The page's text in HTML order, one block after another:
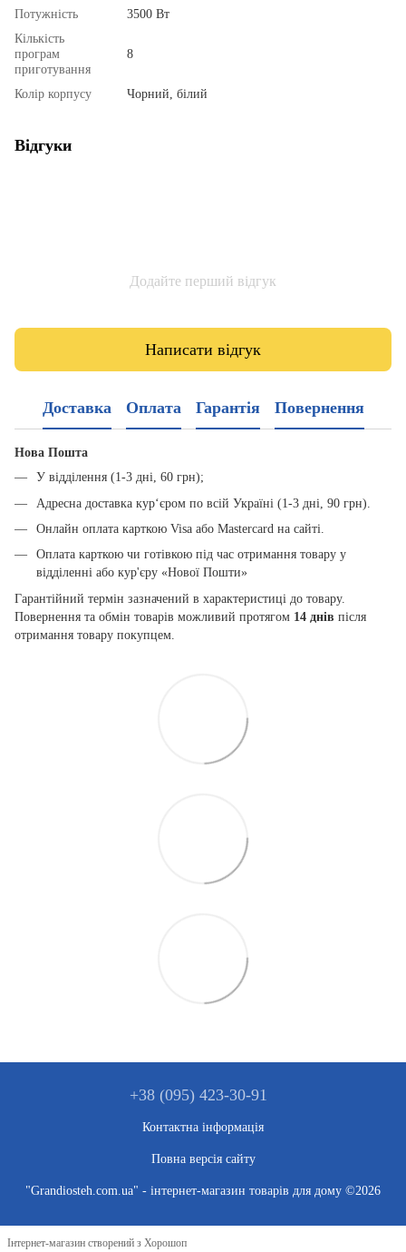
Потужність
3500 Вт
Кількість
програм
приготування
8
Колір корпусу Чорний, білий
Відгуки
Додайте перший відгук
Написати відгук
Доставка Оплата Гарантія Повернення
Нова Пошта
У відділення (1-3 дні, 60 грн);
Адресна доставка кур‘єром по всій Україні (1-3 дні, 90 грн).
Онлайн оплата карткою Visa або Mastercard на сайті.
Оплата карткою чи готівкою під час отримання товару у
відділенні або кур'єру «Нової Пошти»
Гарантійний термін зазначений в характеристиці до товару.
Повернення та обмін товарів можливий протягом 14 днів після
отримання товару покупцем.
+38 (095) 423-30-91
Контактна інформація
Повна версія сайту
"Grandiosteh.com.ua" - інтернет-магазин товарів для дому ©2026
Інтернет-магазин створений з Хорошоп